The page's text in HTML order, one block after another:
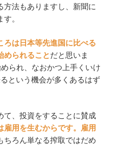
方法もありますし、新聞に
。
ろは日本等先進国に比べる
められることだと思いま
られ、なおかつ上手くいけ
という機会が多くあるはず
て、投資をすることに賛成
雇用を生むからです。雇用
ちろん単なる搾取ではだめ